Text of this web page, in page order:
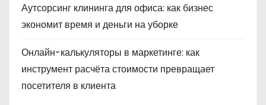
Аутсорсинг клининга для офиса: как бизнес
экономит время и деньги на уборке
Онлайн-калькуляторы в маркетинге: как
инструмент расчёта стоимости превращает
посетителя в клиента